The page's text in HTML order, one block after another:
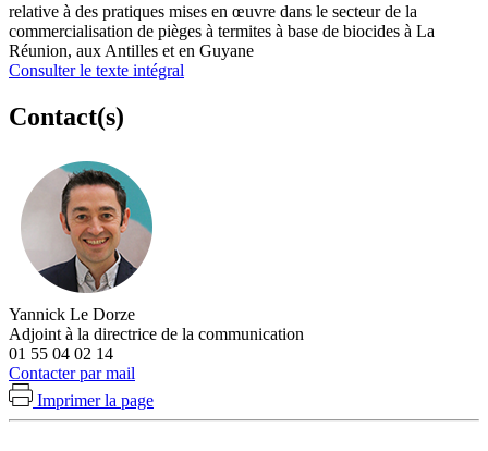
relative à des pratiques mises en œuvre dans le secteur de la
commercialisation de pièges à termites à base de biocides à La
Réunion, aux Antilles et en Guyane
Consulter le texte intégral
Contact(s)
Yannick Le Dorze
Adjoint à la directrice de la communication
01 55 04 02 14
Contacter par mail
Imprimer la page